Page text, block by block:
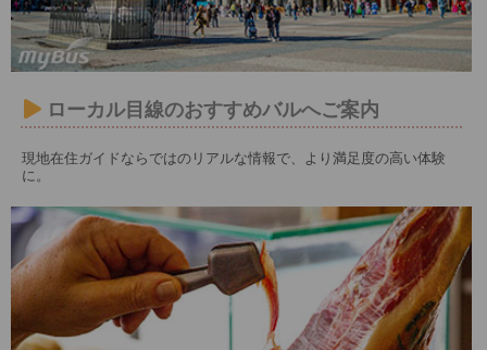
ローカル目線のおすすめバルへご案内
現地在住ガイドならではのリアルな情報で、より満足度の高い体験
に。